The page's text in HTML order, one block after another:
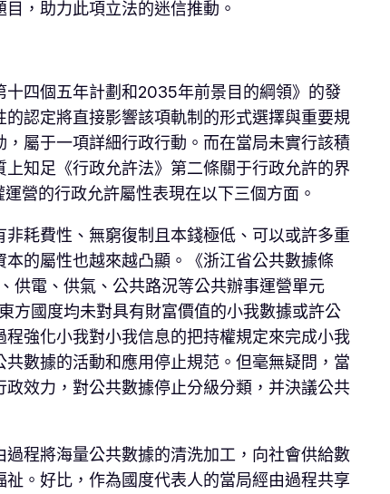
，助力此項立法的迷信推動。
四個五年計劃和2035年前景目的綱領》的發
認定將直接影響該項軌制的形式選擇與重要規
屬于一項詳細行政行動。而在當局未實行該積
上知足《行政允許法》第二條關于行政允許的界
營的行政允許屬性表現在以下三個方面。
耗費性、無窮復制且本錢極低、可以或許多重
的屬性也越來越凸顯。《浙江省公共數據條
供電、供氣、公共路況等公共辦事運營單元
方國度均未對具有財富價值的小我數據或許公
強化小我對小我信息的把持權規定來完成小我
數據的活動和應用停止規范。但毫無疑問，當
效力，對公共數據停止分級分類，并決議公共
程將海量公共數據的清洗加工，向社會供給數
。好比，作為國度代表人的當局經由過程共享